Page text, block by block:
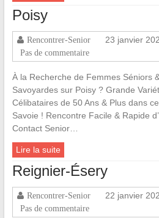
Poisy
Rencontrer-Senior 23 janvier
Pas de commentaire
À la Recherche de Femmes Séniors
Savoyardes sur Poisy ? Grande
Célibataires de 50 Ans & Plus dans
Savoie ! Rencontre Facile & Rapide
Contact Senior…
Lire la suite
Reignier-Ésery
Rencontrer-Senior 22 janvier
Pas de commentaire